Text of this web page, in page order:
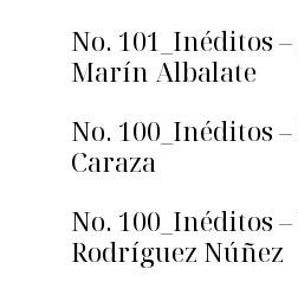
No. 101_Inéditos
Marín Albalate
No. 100_Inéditos
Caraza
No. 100_Inéditos
Rodríguez Núñez